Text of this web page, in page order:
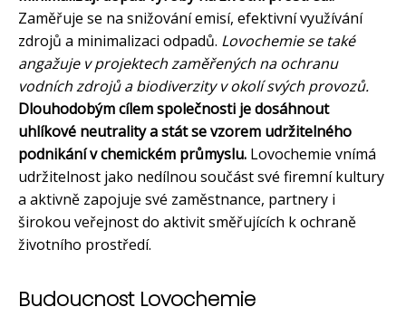
Zaměřuje se na snižování emisí, efektivní využívání
zdrojů a minimalizaci odpadů. Lovochemie se také
angažuje v projektech zaměřených na ochranu
vodních zdrojů a biodiverzity v okolí svých provozů.
Dlouhodobým cílem společnosti je dosáhnout
uhlíkové neutrality a stát se vzorem udržitelného
podnikání v chemickém průmyslu. Lovochemie vnímá
udržitelnost jako nedílnou součást své firemní kultury
a aktivně zapojuje své zaměstnance, partnery i
širokou veřejnost do aktivit směřujících k ochraně
životního prostředí.
Budoucnost Lovochemie